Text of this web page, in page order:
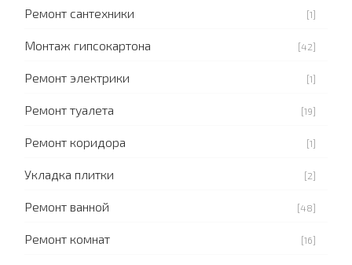
Ремонт сантехники [1]
Монтаж гипсокартона [42]
Ремонт электрики [1]
Ремонт туалета [19]
Ремонт коридора [1]
Укладка плитки [2]
Ремонт ванной [48]
Ремонт комнат [16]